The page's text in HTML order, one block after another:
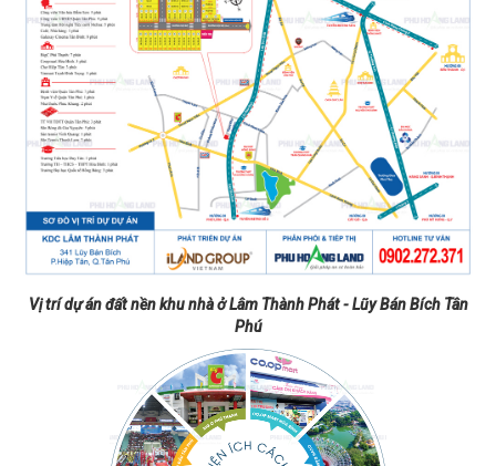
Vị trí dự án đất nền khu nhà ở Lâm Thành Phát - Lũy Bán Bích Tân
Phú